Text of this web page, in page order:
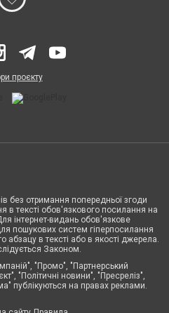
проєкту
без отримання попередньої згоди
в тексті обов'язкового посилання на
інтернет-видань обов'язкове
пошукових систем гіперпосилання
абзацу в тексті або в якості джерела.
Законом.
"Промо", "Партнерський
"Політичні новини", "Пресреліз",
публікуються на правах реклами.